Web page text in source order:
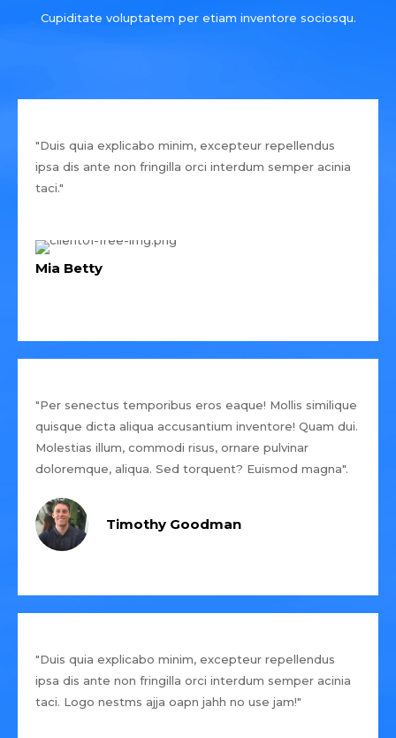
Cupiditate voluptatem per etiam inventore sociosqu.
"Duis quia explicabo minim, excepteur repellendus
ipsa dis ante non fringilla orci interdum semper acinia
taci."
Mia Betty
"Per senectus temporibus eros eaque! Mollis similique
quisque dicta aliqua accusantium inventore! Quam dui.
Molestias illum, commodi risus, ornare pulvinar
doloremque, aliqua. Sed torquent? Euismod magna".
Timothy Goodman
"Duis quia explicabo minim, excepteur repellendus
ipsa dis ante non fringilla orci interdum semper acinia
taci. Logo nestms ajja oapn jahh no use jam!"